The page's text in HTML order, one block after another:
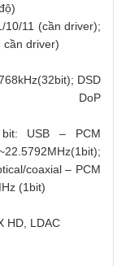
10/11 (cần driver);
cần driver)
DSD
DoP
USB – PCM
coaxial – PCM
(1bit)
HD, LDAC